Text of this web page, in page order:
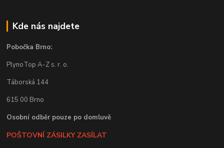
Kde nás najdete
Pobočka Brno:
PlynoTop A-Z s. r. o.
Táborská 144
615 00 Brno
Osobní odběr pouze po domluvě
POŠTOVNÍ ZÁSILKY ZASÍLAT